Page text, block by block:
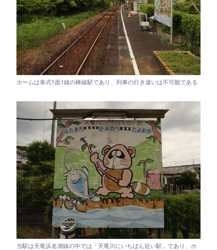
ホームは単式1面1線の棒線駅であり、列車の行き違いは不可能である
当駅は天竜浜名湖線の中では「天竜川にいちばん近い駅」であり、ホ